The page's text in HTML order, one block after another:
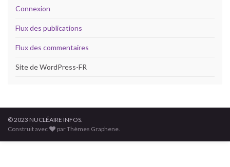
Connexion
Flux des publications
Flux des commentaires
Site de WordPress-FR
© 2023 NUCLÉAIRE INFOS.
Construit avec
par Thèmes Graphene.